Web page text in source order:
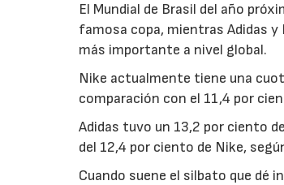
El Mundial de Brasil del año
famosa copa, mientras Adidas
más importante a nivel global.
Nike actualmente tiene una
comparación con el 11,4 por
Adidas tuvo un 13,2 por ciento
del 12,4 por ciento de Nike,
Cuando suene el silbato que dé